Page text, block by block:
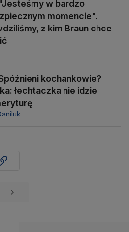
"Jesteśmy w bardzo
momencie".
z kim Braun chce
kochankowie?
łechtaczka nie idzie